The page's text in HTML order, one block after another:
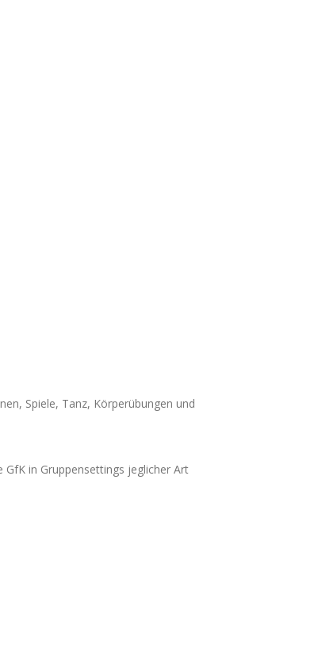
Spiele, Tanz, Körperübungen und
in Gruppensettings jeglicher Art